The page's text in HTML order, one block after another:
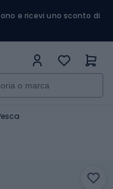
e ricevi uno sconto di